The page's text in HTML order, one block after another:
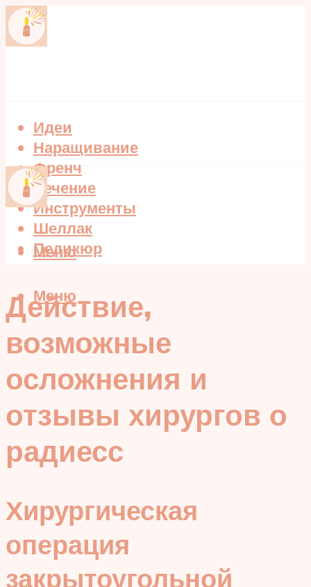
Идеи
Наращивание
Френч
Лечение
Инструменты
Шеллак
Педикюр
Меню
Меню
Действие,
возможные
осложнения и
отзывы хирургов о
радиесс
Хирургическая
операция
закрытоугольной